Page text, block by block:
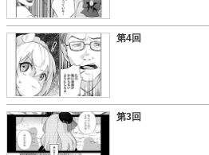
この話を読む
第4回
この話を読む
第3回